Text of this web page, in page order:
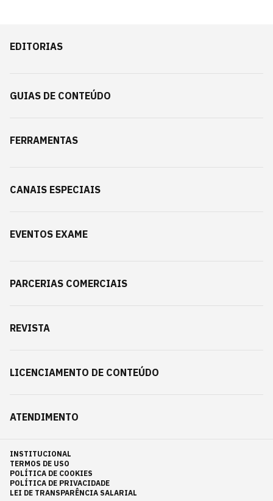
EDITORIAS
GUIAS DE CONTEÚDO
FERRAMENTAS
CANAIS ESPECIAIS
EVENTOS EXAME
PARCERIAS COMERCIAIS
REVISTA
LICENCIAMENTO DE CONTEÚDO
ATENDIMENTO
INSTITUCIONAL
TERMOS DE USO
POLÍTICA DE COOKIES
POLÍTICA DE PRIVACIDADE
LEI DE TRANSPARÊNCIA SALARIAL